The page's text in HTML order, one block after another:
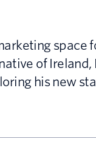
space
of
his new